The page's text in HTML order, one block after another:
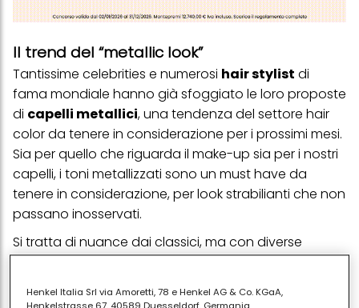
Il trend del “metallic look”
Tantissime celebrities e numerosi hair stylist di
fama mondiale hanno già sfoggiato le loro proposte
di capelli metallici, una tendenza del settore hair
color da tenere in considerazione per i prossimi mesi.
Sia per quello che riguarda il make-up sia per i nostri
capelli, i toni metallizzati sono un must have da
tenere in considerazione, per look strabilianti che non
passano inosservati.
Si tratta di nuance dai classici, ma con diverse
sfumature e accenti che danno movimento e
coprendo icapelli bianchi. Sono tanti i colori
Henkel Italia Srl via Amoretti, 78 e Henkel AG & Co. KGaA,